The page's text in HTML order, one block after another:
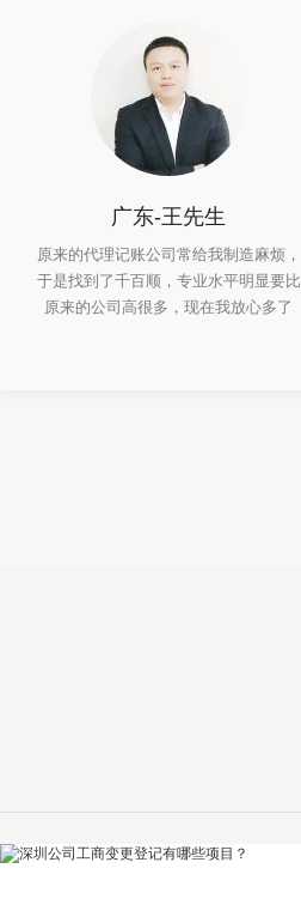
广东-王先生
原来的代理记账公司常给我制造麻烦，
于是找到了千百顺，专业水平明显要比
原来的公司高很多，现在我放心多了